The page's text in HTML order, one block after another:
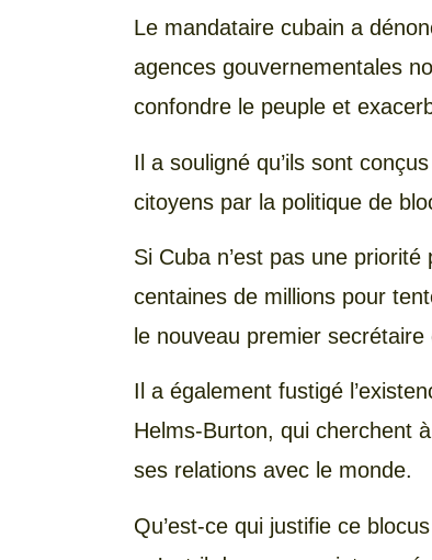
Le mandataire cubain a
agences gouvernementales
confondre le peuple et
Il a souligné qu’ils sont
citoyens par la politique de
Si Cuba n’est pas une
centaines de millions pour
le nouveau premier secrétaire
Il a également fustigé
Helms-Burton, qui cherchent
ses relations avec le monde.
Qu’est-ce qui justifie ce